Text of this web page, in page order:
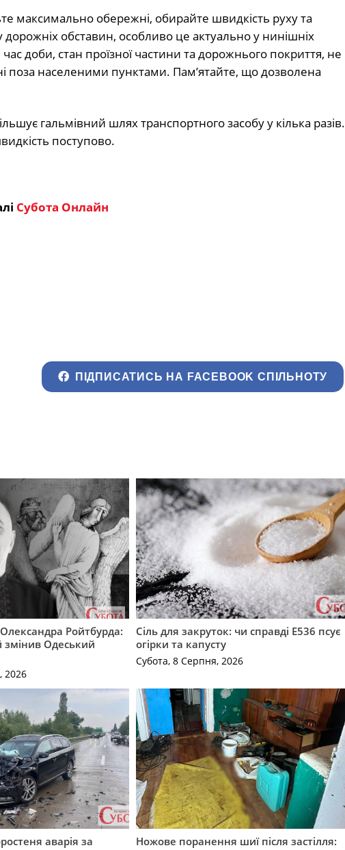
максимально обережні, обирайте швидкість руху та
обставин, особливо це актуально у нинішніх
доби, стан проїзної частини та дорожнього покриття, не
поза населеними пунктами. Пам’ятайте, що дозволена
гальмівний шлях транспортного засобу у кілька разів.
поступово.
Субота Онлайн
ПІДПИСАТИСЬ НА FACEBOOK СПІЛЬНОТУ
Олександра Ройтбурда:
Одеський
2026
Сіль для закруток: чи справді Е536 псує
огірки та капусту
Субота, 8 Серпня, 2026
аварія за
Ножове поранення шиї після застілля: